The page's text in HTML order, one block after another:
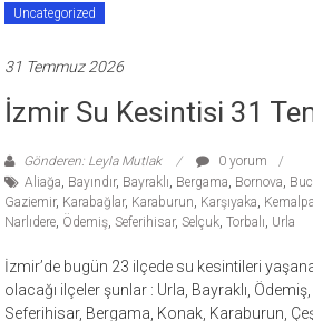
Uncategorized
31 Temmuz 2026
İzmir Su Kesintisi 31
Gönderen: Leyla Mutlak
0 yorum
Aliağa, Bayındır, Bayraklı, Bergama, Bornova,
Gaziemir, Karabağlar, Karaburun, Karşıyaka,
Narlıdere, Ödemiş,Seferihisar,Selçuk,Torbalı, Urla
İzmir’de bugün 23 ilçede su kesintileri
olacağı ilçeler şunlar : Urla, Bayraklı,
Seferihisar, Bergama, Konak, Karaburun,